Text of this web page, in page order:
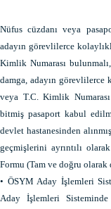
Nüfus cüzdanı veya
adayın görevlilerce
Kimlik Numarası
damga, adayın görevlilerce
veya T.C. Kimlik
bitmiş pasaport kabul
devlet hastanesinden
geçmişlerini ayrıntılı
Formu (Tam ve doğru olarak
• ÖSYM Aday İşlemleri
Aday İşlemleri